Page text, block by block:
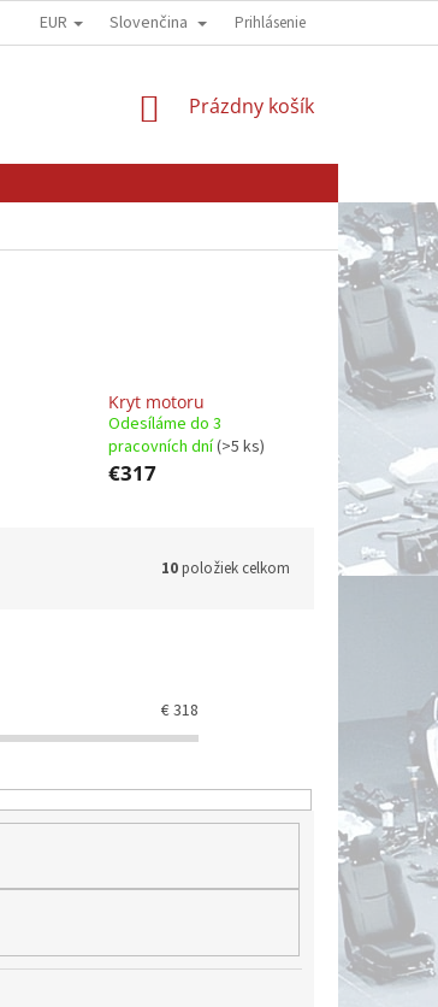
PODMÍNKY GDPR - OCHRANA OSOBNÍCH ÚDAJŮ
EUR Slovenčina Prihlásenie
NÁKUPNÝ
Prázdny košík
Kryt motoru
Odesíláme do 3
pracovních dní(>5 ks)
€317
10položiek celkom
€318